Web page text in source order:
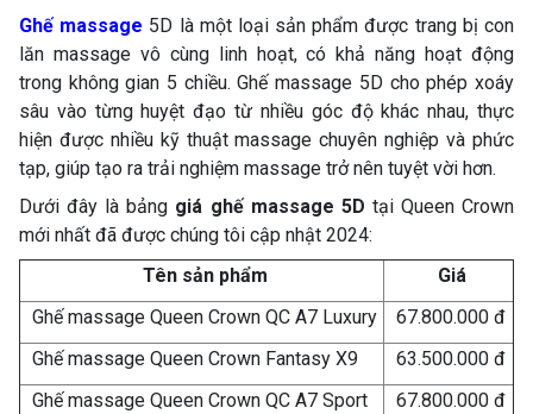
Ghế massage 5D là một loại sản phẩm được trang bị con
lăn massage vô cùng linh hoạt, có khả năng hoạt động
trong không gian 5 chiều. Ghế massage 5D cho phép xoáy
sâu vào từng huyệt đạo từ nhiều góc độ khác nhau, thực
hiện được nhiều kỹ thuật massage chuyên nghiệp và phức
tạp, giúp tạo ra trải nghiệm massage trở nên tuyệt vời hơn.
Dưới đây là bảng giá ghế massage 5D tại Queen Crown
mới nhất đã được chúng tôi cập nhật 2024:
Tên sản phẩm
Giá
Ghế massage Queen Crown QC A7 Luxury
67.800.000 đ
Ghế massage Queen Crown Fantasy X9
63.500.000 đ
Ghế massage Queen Crown QC A7 Sport
67.800.000 đ